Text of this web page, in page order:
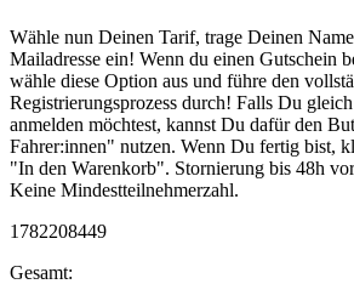
Wähle nun Deinen Tarif, trage Deinen
Mailadresse ein! Wenn du einen Gutschein
wähle diese Option aus und führe den
Registrierungsprozess durch! Falls Du
anmelden möchtest, kannst Du dafür den
Fahrer:innen" nutzen. Wenn Du fertig bist,
"In den Warenkorb". Stornierung bis 48h
Keine Mindestteilnehmerzahl.
1782208449
Gesamt: